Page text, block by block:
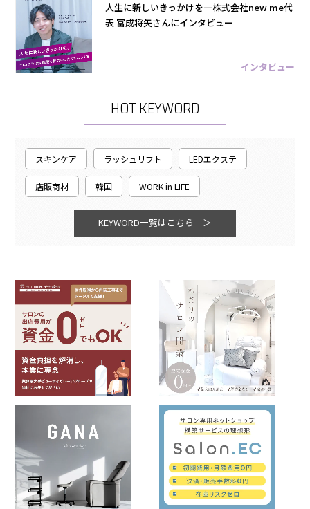
人生に新しいきっかけを―株式会社new me代
表 富成将矢さんにインタビュー
インタビュー
HOT KEYWORD
スキンケア ラッシュリフト LEDエクステ
店販商材 韓国 WORK in LIFE
KEYWORD一覧はこちら